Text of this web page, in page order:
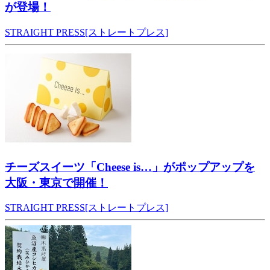
が登場！
STRAIGHT PRESS[ストレートプレス]
チーズスイーツ「Cheese is…」がポップアップを
大阪・東京で開催！
STRAIGHT PRESS[ストレートプレス]